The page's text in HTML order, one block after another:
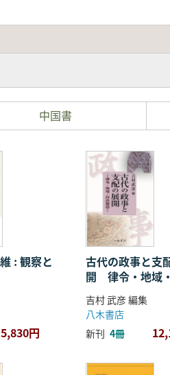
中国書
: 観察と
5,830円
古代の政事と支
開 律令・地域
係
吉村 武彦 編集
八木書店
新刊 4冊